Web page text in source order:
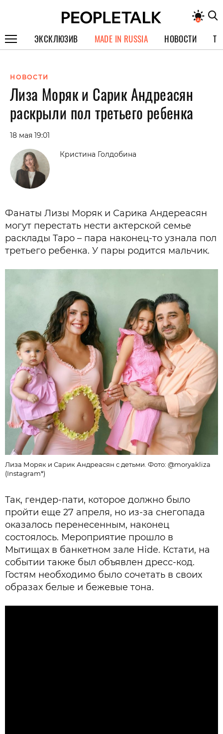
ЭКСКЛЮЗИВ
СПЕЦПРОЕКТЫ
ИНТЕРВЬЮ
ПОКОЛЕНИЕ
MADE IN RUSSIA НОВОСТИ
НОВОСТИ
Лиза Моряк и Сарик Андреасян
раскрыли пол третьего ребенка
18 мая 19:01
Кристина Голдобина
Фанаты Лизы Моряк и Сарика Андереасян
могут перестать нести актерской семье
расклады Таро – пара наконец-то узнала пол
третьего ребенка. У пары родится мальчик.
Лиза Моряк и Сарик Андреасян с детьми. Фото: @moryakliza
(Instagram*)
Так, гендер-пати, которое должно было
пройти еще 27 апреля, но из-за снегопада
оказалось перенесенным, наконец
состоялось. Мероприятие прошло в
Мытищах в банкетном зале Hide. Кстати, на
событии также был объявлен дресс-код.
Гостям необходимо было сочетать в своих
образах белые и бежевые тона.